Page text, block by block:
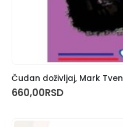
Čudan doživljaj, Mark Tven
660,00RSD